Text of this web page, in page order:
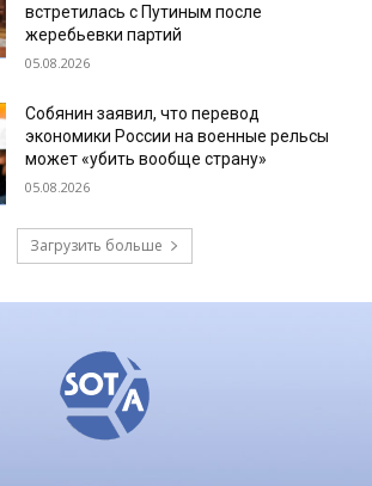
встретилась с Путиным после
жеребьевки партий
05.08.2026
Собянин заявил, что перевод
экономики России на военные рельсы
может «убить вообще страну»
05.08.2026
Загрузить больше